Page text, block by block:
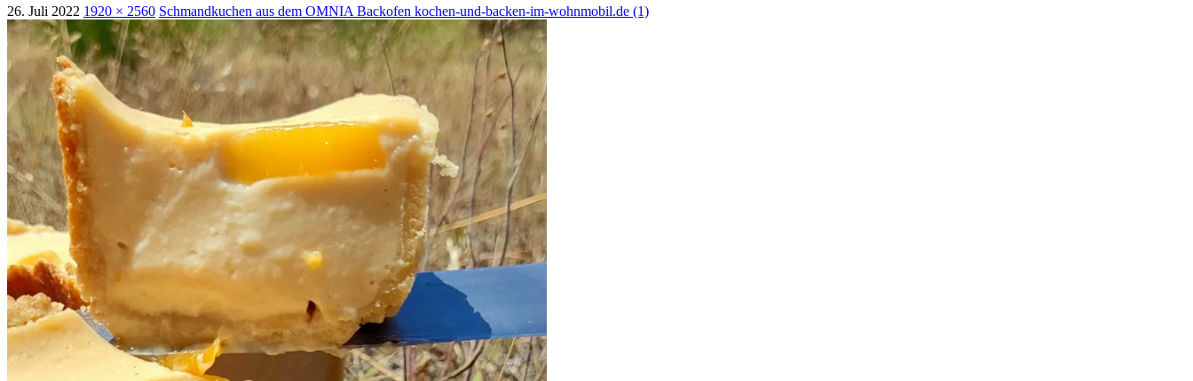
26. Juli 2022 1920 × 2560 Schmandkuchen aus dem OMNIA Backofen kochen-und-backen-im-wohnmobil.de (1)